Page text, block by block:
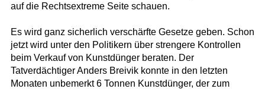
auf die Rechtsextreme Seite schauen.
Es wird ganz sicherlich verschärfte Gesetze geben. Schon
jetzt wird unter den Politikern über strengere Kontrollen
beim Verkauf von Kunstdünger beraten. Der
Tatverdächtiger Anders Breivik konnte in den letzten
Monaten unbemerkt 6 Tonnen Kunstdünger, der zum